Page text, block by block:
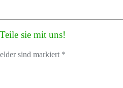
sie mit uns!
sind markiert *